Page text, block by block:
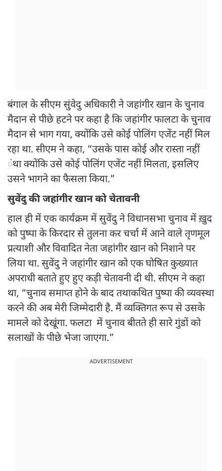
बंगाल के सीएम सुंवेदु अधिकारी ने जहांगीर खान के चुनाव
मैदान से पीछे हटने पर कहा है कि जहांगीर फालटा के चुनाव
मैदान से भाग गया, क्योंकि उसे कोई पोलिंग एजेंट नहीं मिल
रहा था. सीएम ने कहा, “उसके पास कोई और रास्ता नहीं
ंथा क्योंकि उसे कोई पोलिंग एजेंट नहीं मिलता, इसलिए
उसने भागने का फैसला किया.”
सुवेंदु की जहांगीर खान को चेतावनी
हाल ही में एक कार्यक्रम में सुवेंदु ने विधानसभा चुनाव में ख़ुद
को पुष्पा के किरदार से तुलना कर चर्चा में आने वाले तृणमूल
प्रत्याशी और विवादित नेता जहांगीर खान को निशाने पर
लिया था. सुवेंदु ने जहांगीर खान को एक घोषित कुख्यात
अपराधी बताते हुए हुए कड़ी चेतावनी दी थी. सीएम ने कहा
था, “चुनाव समाप्त होने के बाद तथाकथित पुष्पा की व्यवस्था
करने की अब मेरी जिम्मेदारी है. मैं व्यक्तिगत रूप से उसके
मामले को देखूंगा. फलटा में चुनाव बीतते ही सारे गुंडों को
सलाखों के पीछे भेजा जाएगा.”
ADVERTISEMENT